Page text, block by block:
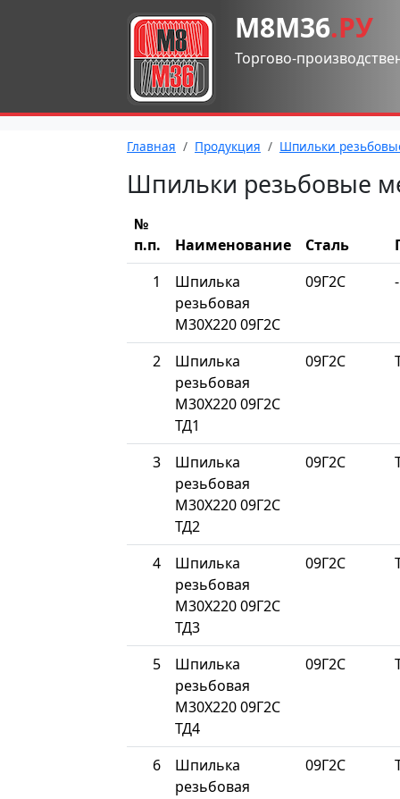
М8М36.РУ
Торгово-
Главная Продукция Шпильки
Шпильки резьбовые
№
п.п.
Наименование Сталь
1
Шпилька
резьбовая
М30Х220 09Г2С
09Г2С -
2
Шпилька
резьбовая
М30Х220 09Г2С
ТД1
09Г2С
3
Шпилька
резьбовая
М30Х220 09Г2С
ТД2
09Г2С
4
Шпилька
резьбовая
М30Х220 09Г2С
ТД3
09Г2С
5
Шпилька
резьбовая
М30Х220 09Г2С
ТД4
09Г2С
6
Шпилька
резьбовая
09Г2С